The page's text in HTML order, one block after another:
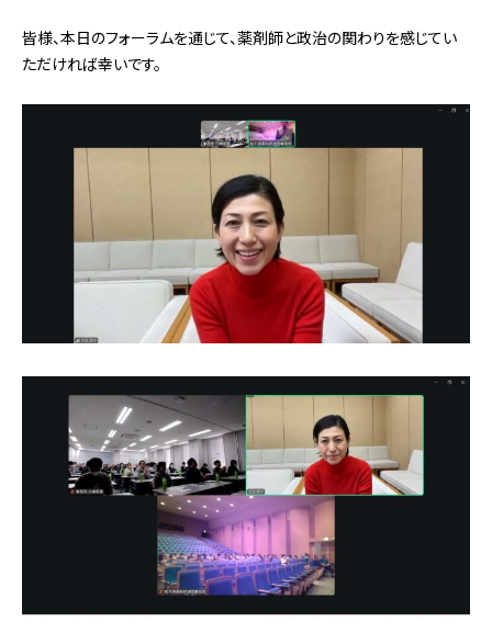
皆様、本日のフォーラムを通じて、薬剤師と政治の関わりを感じてい
ただければ幸いです。